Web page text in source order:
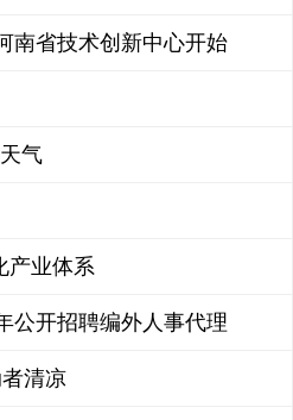
南省技术创新中心开始
气
产业体系
公开招聘编外人事代理
清凉